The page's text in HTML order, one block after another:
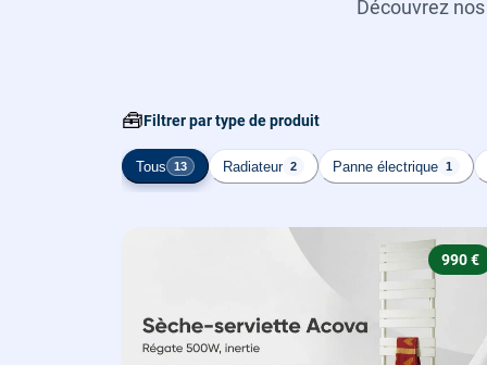
Découvrez nos
🧰Filtrer par type de produit
Tous 13 Radiateur 2 Panne électrique 1
990 €